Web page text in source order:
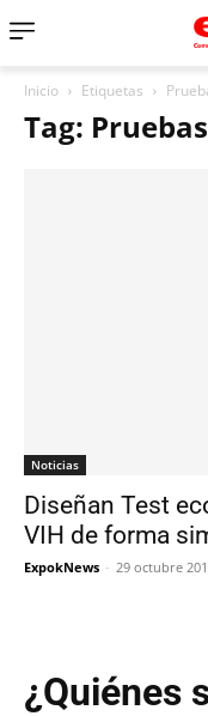
Inicio Etiquetas
Tag:
Noticias
Diseñan Test
VIH de forma
ExpokNews - 29 octubre
¿Quiénes